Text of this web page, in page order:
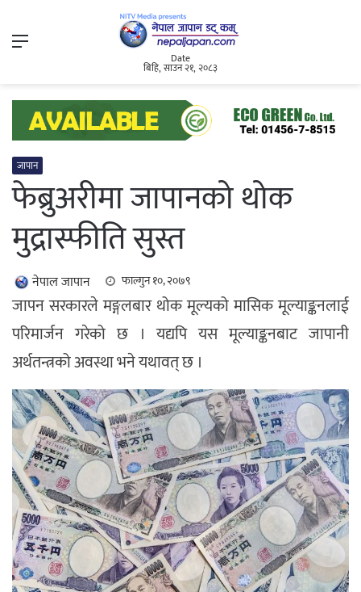
Menu
Date
बिहि, साउन २१, २०८३
जापान
फेब्रुअरीमा जापानको थोक
मुद्रास्फीति सुस्त
नेपाल जापान फाल्गुन १०, २०७९
जापन सरकारले मङ्गलबार थोक मूल्यको मासिक मूल्याङ्कनलाई
परिमार्जन गरेको छ । यद्यपि यस मूल्याङ्कनबाट जापानी
अर्थतन्त्रको अवस्था भने यथावत् छ ।